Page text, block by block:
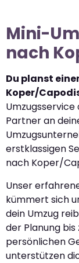
Mini-
nach
Du planst
Koper/
Partner an
erstklassigen
nach Koper/
Unser
kümmert sich
dein Umzug
der Planung
persönlichen
unterstützen